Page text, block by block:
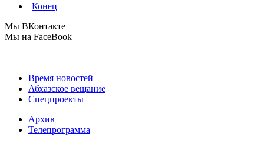
Конец
Мы ВКонтакте
Мы на FaceBook
Время новостей
Абхазское вещание
Спецпроекты
Архив
Телепрограмма